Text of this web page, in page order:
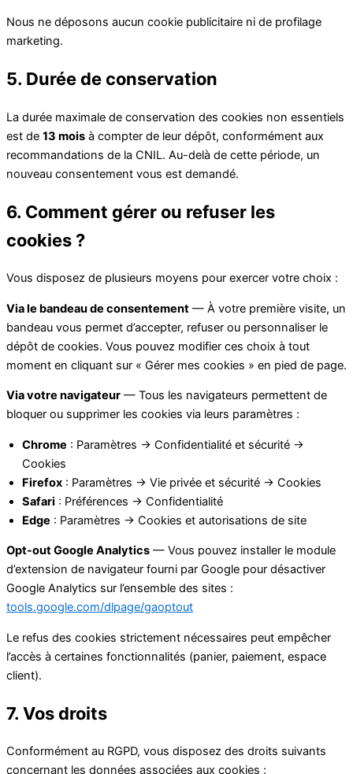
Nous ne déposons aucun cookie publicitaire ni de profilage
marketing.
5. Durée de conservation
La durée maximale de conservation des cookies non essentiels
est de 13 mois à compter de leur dépôt, conformément aux
recommandations de la CNIL. Au-delà de cette période, un
nouveau consentement vous est demandé.
6. Comment gérer ou refuser les
cookies ?
Vous disposez de plusieurs moyens pour exercer votre choix :
Via le bandeau de consentement — À votre première visite, un
bandeau vous permet d’accepter, refuser ou personnaliser le
dépôt de cookies. Vous pouvez modifier ces choix à tout
moment en cliquant sur « Gérer mes cookies » en pied de page.
Via votre navigateur — Tous les navigateurs permettent de
bloquer ou supprimer les cookies via leurs paramètres :
Chrome : Paramètres → Confidentialité et sécurité →
Cookies
Firefox : Paramètres → Vie privée et sécurité → Cookies
Safari : Préférences → Confidentialité
Edge : Paramètres → Cookies et autorisations de site
Opt-out Google Analytics — Vous pouvez installer le module
d’extension de navigateur fourni par Google pour désactiver
Google Analytics sur l’ensemble des sites :
tools.google.com/dlpage/gaoptout
Le refus des cookies strictement nécessaires peut empêcher
l’accès à certaines fonctionnalités (panier, paiement, espace
client).
7. Vos droits
Conformément au RGPD, vous disposez des droits suivants
concernant les données associées aux cookies :